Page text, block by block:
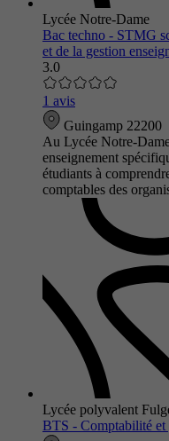
Lycée Notre-Dame
Bac techno - STMG
et de la gestion
3.0
1 avis
Guingamp 22200
Au Lycée Notre-
enseignement
étudiants à
comptables des
Lycée polyvalent
BTS - Comptabilité et